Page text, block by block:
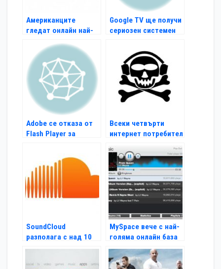
Американците
гледат онлайн най-
Google TV ще получи
сериозен системен
Adobe се отказа от
Flash Player за
Всеки четвърти
интернет потребител
SoundCloud
разполага с над 10
млн. потребители
MySpace вече с най-
голяма онлайн база
от песни